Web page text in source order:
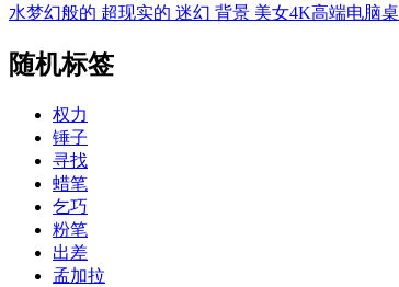
水梦幻般的 超现实的 迷幻 背景 美女4K高端电脑桌
随机标签
权力
锤子
寻找
蜡笔
乞巧
粉笔
出差
孟加拉